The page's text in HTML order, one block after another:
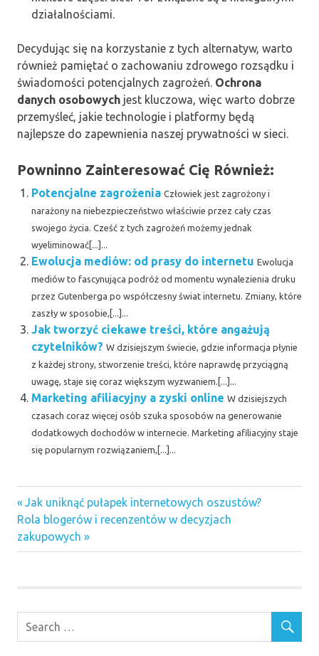
działalnościami.
Decydując się na korzystanie z tych alternatyw, warto
również pamiętać o zachowaniu zdrowego rozsądku i
świadomości potencjalnych zagrożeń. Ochrona
danych osobowych jest kluczowa, więc warto dobrze
przemyśleć, jakie technologie i platformy będą
najlepsze do zapewnienia naszej prywatności w sieci.
Powninno Zainteresować Cię Również:
Potencjalne zagrożenia Człowiek jest zagrożony i
narażony na niebezpieczeństwo właściwie przez cały czas
swojego życia. Cześć z tych zagrożeń możemy jednak
wyeliminować[...]...
Ewolucja mediów: od prasy do internetu Ewolucja
mediów to fascynująca podróż od momentu wynalezienia druku
przez Gutenberga po współczesny świat internetu. Zmiany, które
zaszły w sposobie,[...]...
Jak tworzyć ciekawe treści, które angażują
czytelników? W dzisiejszym świecie, gdzie informacja płynie
z każdej strony, stworzenie treści, które naprawdę przyciągną
uwagę, staje się coraz większym wyzwaniem.[...]...
Marketing afiliacyjny a zyski online W dzisiejszych
czasach coraz więcej osób szuka sposobów na generowanie
dodatkowych dochodów w internecie. Marketing afiliacyjny staje
się popularnym rozwiązaniem,[...]...
Nawigacja
wpisu
Previous
Post:
Jak uniknąć pułapek internetowych oszustów?
Next
Post:
Rola blogerów i recenzentów w decyzjach
zakupowych